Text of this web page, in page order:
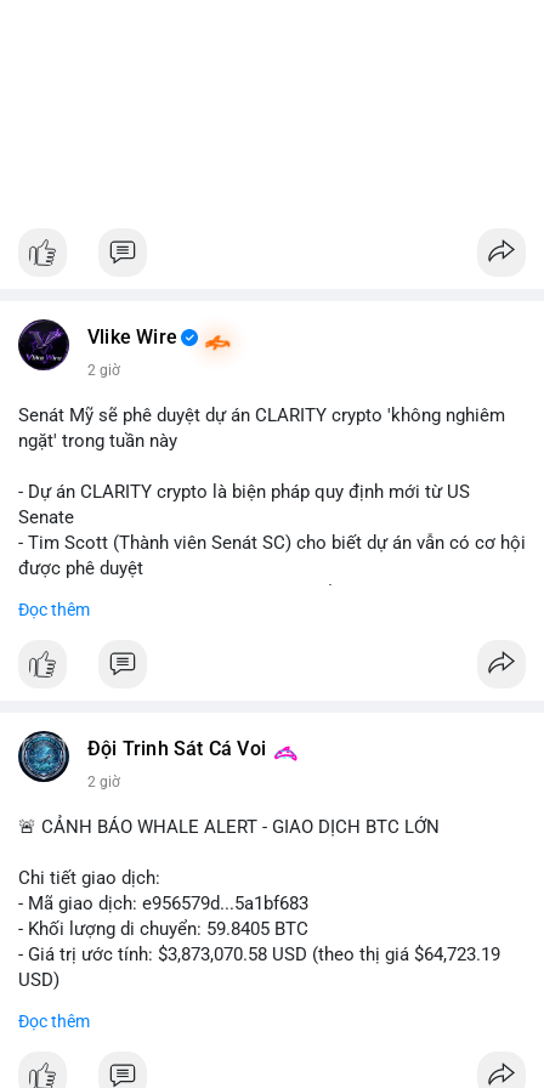
Vlike Wire
2 giờ
Senát Mỹ sẽ phê duyệt dự án CLARITY crypto 'không nghiêm
ngặt' trong tuần này
- Dự án CLARITY crypto là biện pháp quy định mới từ US
Senate
- Tim Scott (Thành viên Senát SC) cho biết dự án vẫn có cơ hội
được phê duyệt
trình
#vlikevn #titanbot
Đọc thêm
Đội Trinh Sát Cá Voi
2 giờ
🚨 CẢNH BÁO WHALE ALERT - GIAO DỊCH BTC LỚN
Chi tiết giao dịch:
- Mã giao dịch: e956579d...5a1bf683
- Khối lượng di chuyển: 59.8405 BTC
- Giá trị ước tính: $3,873,070.58 USD (theo thị giá $64,723.19
USD)
kích hoạt di chuyển trong mempool. Với quy mô này, khả năng
Đọc thêm